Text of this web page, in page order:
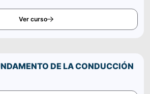
Ver curso
DE LA CONDUCCIÓN